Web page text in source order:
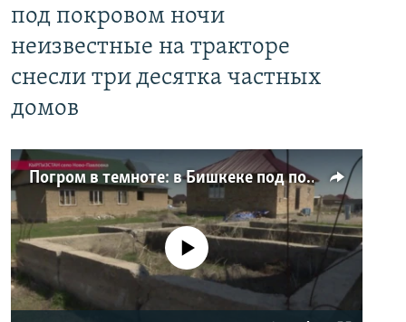
под покровом ночи
неизвестные на тракторе
снесли три десятка частных
домов
Погром в темноте: в Бишкеке под покровом ночи неизвестные на тракторе снесли три десятка частных домов
No media source currently available